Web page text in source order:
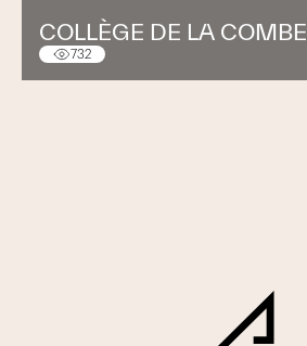
COLLÈGE DE LA COMBE
732